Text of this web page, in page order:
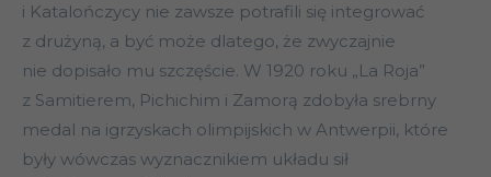
i Katalończycy nie zawsze potrafili się integrować
z drużyną, a być może dlatego, że zwyczajnie
nie dopisało mu szczęście. W 1920 roku „La Roja”
z Samitierem, Pichichim i Zamorą zdobyła srebrny
medal na igrzyskach olimpijskich w Antwerpii, które
były wówczas wyznacznikiem układu sił